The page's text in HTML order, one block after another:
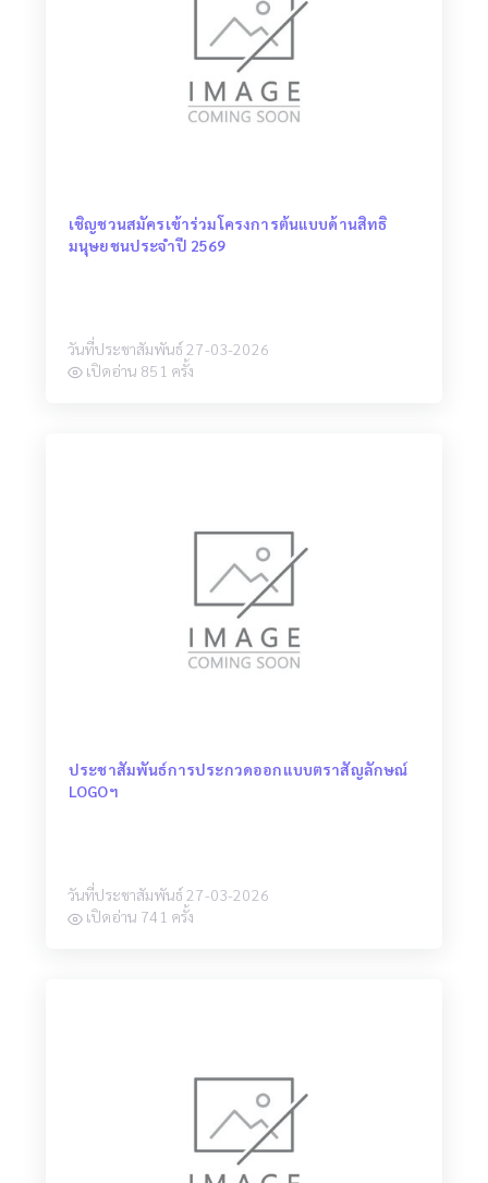
เชิญชวนสมัครเข้าร่วมโครงการต้นแบบด้านสิทธิ
มนุษยชนประจำปี 2569
วันที่ประชาสัมพันธ์ 27-03-2026
เปิดอ่าน 851 ครั้ง
ประชาสัมพันธ์การประกวดออกแบบตราสัญลักษณ์
LOGOฯ
วันที่ประชาสัมพันธ์ 27-03-2026
เปิดอ่าน 741 ครั้ง